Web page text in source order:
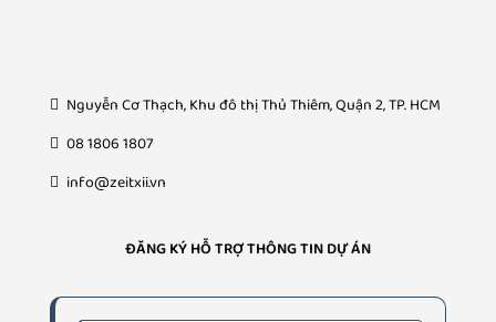
Nguyễn Cơ Thạch, Khu đô thị Thủ Thiêm, Quận 2, TP. HCM
08 1806 1807
info@zeitxii.vn
ĐĂNG KÝ HỖ TRỢ THÔNG TIN DỰ ÁN